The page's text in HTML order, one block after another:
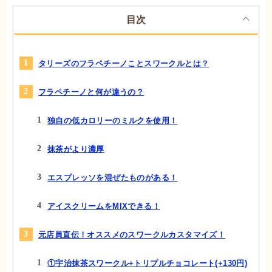
目次
タリーズのフラペチーノことスワークルとは？
フラペチーノと何が違うの？
独自の低カロリーのミルクを使用！
抹茶がより濃厚
エスプレッソを混ぜたものがある！
アイスクリームをMIXできる！
元店員直伝！オススメのスワークルカスタマイズ！
①宇治抹茶スワークル+トリプルチョコレート(+130円)